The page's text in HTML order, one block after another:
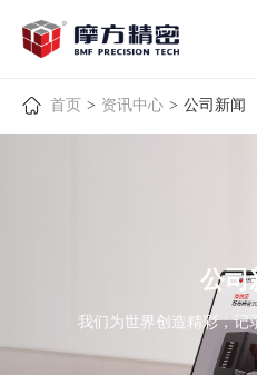
首页 > 资讯中心 > 公司新闻
公司
我们为世界创造精彩，记